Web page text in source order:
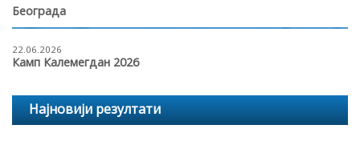
Београда
22.06.2026
Камп Калемегдан 2026
Најновији резултати